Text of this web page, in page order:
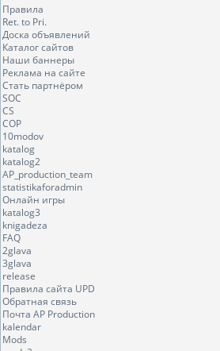
Правила
Ret. to Pri.
Доска объявлений
Каталог сайтов
Наши баннеры
Реклама на сайте
Стать партнёром
SOC
CS
COP
10modov
katalog
katalog2
AP_production_team
statistikaforadmin
Онлайн игры
katalog3
knigadeza
FAQ
2glava
3glava
release
Правила сайта UPD
Обратная связь
Почта AP Production
kalendar
Mods